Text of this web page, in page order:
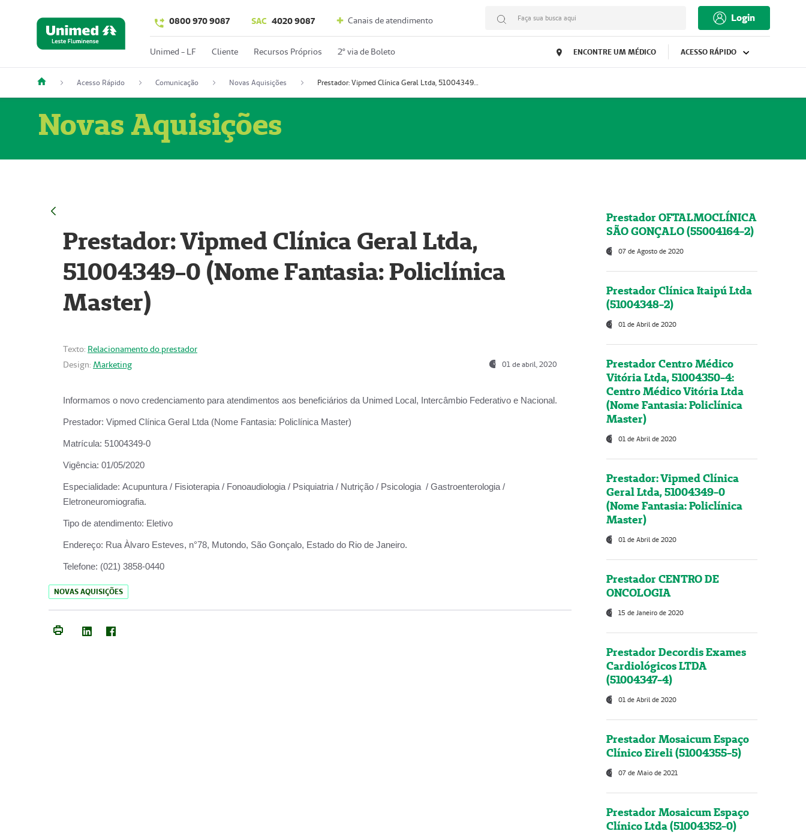
0800 970 9087 SAC 4020 9087 Canais de atendimento Faça sua busca aqui Login
Unimed - LF Cliente Recursos Próprios 2º via de Boleto ENCONTRE UM MÉDICO ACESSO RÁPIDO
Acesso Rápido Comunicação Novas Aquisições Prestador: Vipmed Clínica Geral Ltda, 51004349-0 (Nome Fantasia: Policlínica Master)
Novas Aquisições
Prestador: Vipmed Clínica Geral Ltda,
51004349-0 (Nome Fantasia: Policlínica
Master)
Texto: Relacionamento do prestador
Design: Marketing 01 de abril, 2020
Informamos o novo credenciamento para atendimentos aos beneficiários da Unimed Local, Intercâmbio Federativo e Nacional.
Prestador: Vipmed Clínica Geral Ltda (Nome Fantasia: Policlínica Master)
Matrícula: 51004349-0
Vigência: 01/05/2020
Especialidade: Acupuntura / Fisioterapia / Fonoaudiologia / Psiquiatria / Nutrição / Psicologia / Gastroenterologia /
Eletroneuromiografia.
Tipo de atendimento: Eletivo
Endereço: Rua Àlvaro Esteves, n°78, Mutondo, São Gonçalo, Estado do Rio de Janeiro.
Telefone: (021) 3858-0440
NOVAS AQUISIÇÕES
Prestador OFTALMOCLÍNICA
SÃO GONÇALO (55004164-2)
07 de Agosto de 2020
Prestador Clínica Itaipú Ltda
(51004348-2)
01 de Abril de 2020
Prestador Centro Médico
Vitória Ltda, 51004350-4:
Centro Médico Vitória Ltda
(Nome Fantasia: Policlínica
Master)
01 de Abril de 2020
Prestador: Vipmed Clínica
Geral Ltda, 51004349-0
(Nome Fantasia: Policlínica
Master)
01 de Abril de 2020
Prestador CENTRO DE
ONCOLOGIA
15 de Janeiro de 2020
Prestador Decordis Exames
Cardiológicos LTDA
(51004347-4)
01 de Abril de 2020
Prestador Mosaicum Espaço
Clínico Eireli (51004355-5)
07 de Maio de 2021
Prestador Mosaicum Espaço
Clínico Ltda (51004352-0)